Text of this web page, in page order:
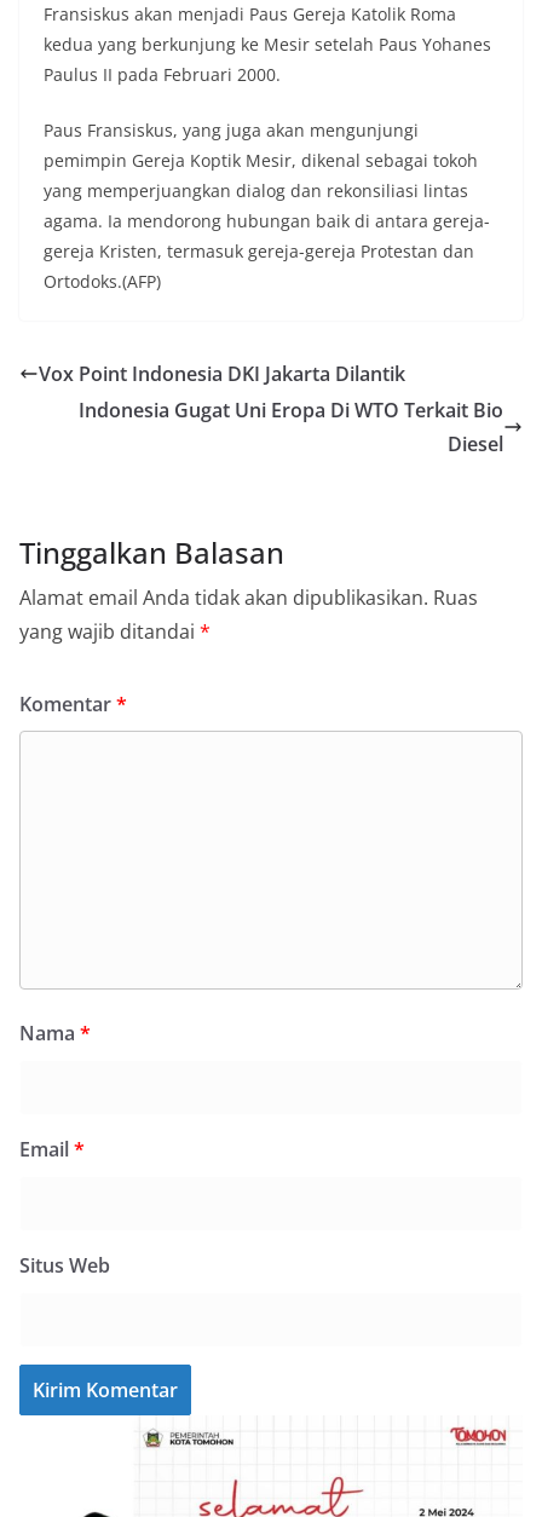
Fransiskus akan menjadi Paus Gereja Katolik Roma
kedua yang berkunjung ke Mesir setelah Paus Yohanes
Paulus II pada Februari 2000.
Paus Fransiskus, yang juga akan mengunjungi
pemimpin Gereja Koptik Mesir, dikenal sebagai tokoh
yang memperjuangkan dialog dan rekonsiliasi lintas
agama. Ia mendorong hubungan baik di antara gereja-
gereja Kristen, termasuk gereja-gereja Protestan dan
Ortodoks.(AFP)
Vox Point Indonesia DKI Jakarta Dilantik
Indonesia Gugat Uni Eropa Di WTO Terkait Bio
Diesel
Tinggalkan Balasan
Alamat email Anda tidak akan dipublikasikan. Ruas
yang wajib ditandai *
Komentar*
Nama *
Email*
Situs Web